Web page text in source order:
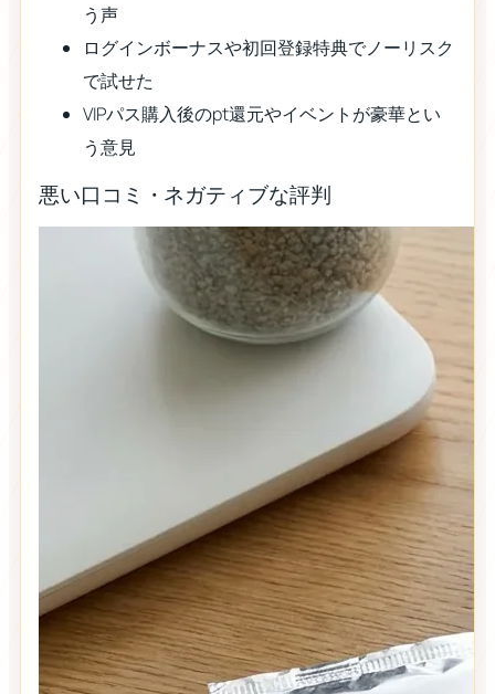
う声
ログインボーナスや初回登録特典でノーリスク
で試せた
VIPパス購入後のpt還元やイベントが豪華とい
う意見
悪い口コミ・ネガティブな評判